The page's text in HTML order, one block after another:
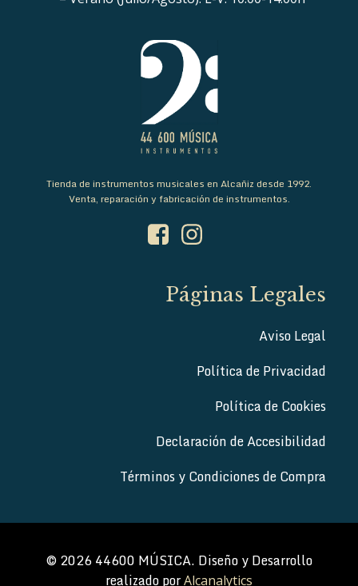
Tienda de instrumentos musicales en Alcañiz desde 1992.
Venta, reparación y fabricación de instrumentos.
Páginas Legales
Aviso Legal
Política de Privacidad
Política de Cookies
Declaración de Accesibilidad
Términos y Condiciones de Compra
© 2026 44600 MÚSICA. Diseño y Desarrollo
realizado porAlcanalytics